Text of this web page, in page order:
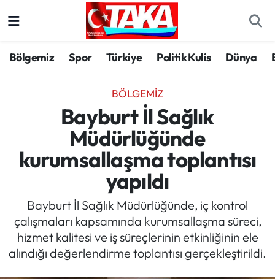
Bölgemiz Spor Türkiye Politik Kulis Dünya
BÖLGEMIZ
Bayburt İl Sağlık
Müdürlüğünde
kurumsallaşma toplantısı
yapıldı
Bayburt İl Sağlık Müdürlüğünde, iç kontrol
çalışmaları kapsamında kurumsallaşma süreci,
hizmet kalitesi ve iş süreçlerinin etkinliğinin ele
alındığı değerlendirme toplantısı gerçekleştirildi.
Spor
Türkiye
Kültür/Sanat
Politika
Politik Kulis
Dünya
Trabzon Hava Durumu
Trabzon Trafik Yoğunluk Haritası
Süper Lig Puan Durumu ve Fikstür
Tüm Manşetler
Son Dakika Haberleri
Haber Arşivi